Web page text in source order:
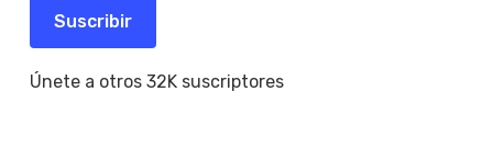
electrónico
Suscribir
Únete a otros 32K suscriptores